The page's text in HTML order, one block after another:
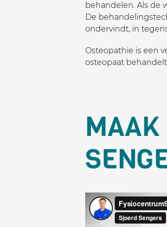
behandelen. Als de
De
ondervindt, in
Osteopathie is een
osteopaat
MAAK